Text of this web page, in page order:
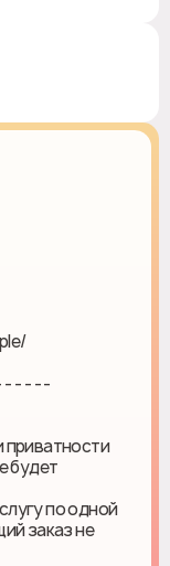
- - - - -
приватности
будет
по одной
заказ не